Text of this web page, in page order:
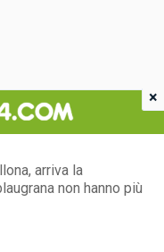
arriva la
non hanno più
×